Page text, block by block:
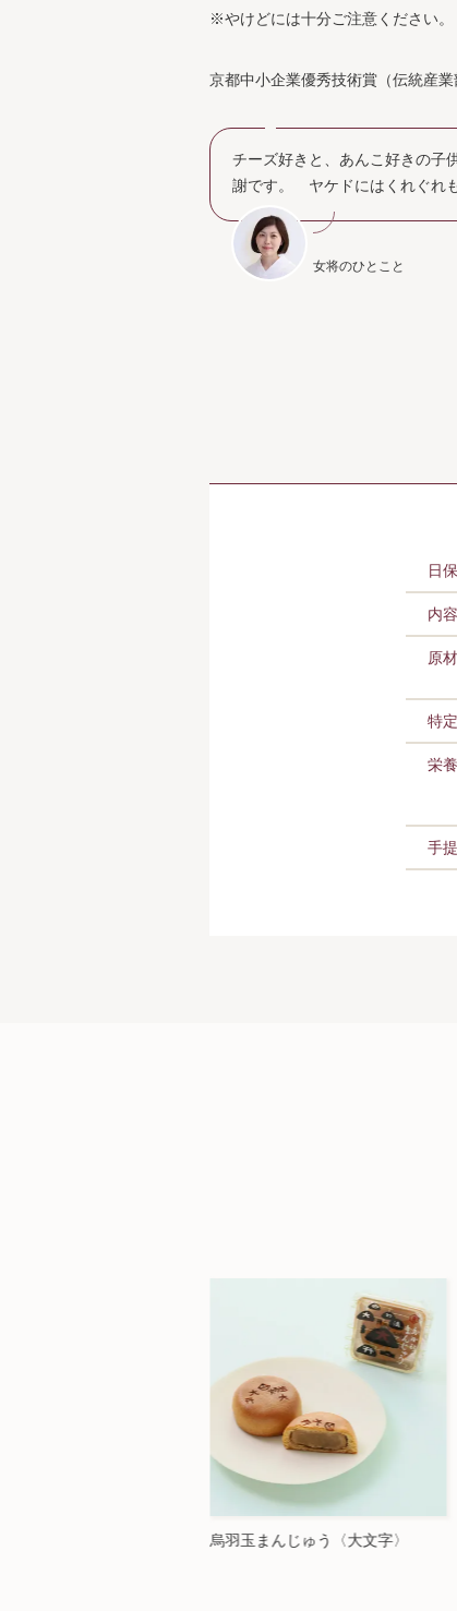
※やけどには十分ご注意ください。
京都中小企業優秀技術賞（伝統産
チーズ好きと、あんこ好きの子
謝です。 ヤケドにはくれぐれ
女将のひとこと
日
内
原
特
栄
手
桃の菓